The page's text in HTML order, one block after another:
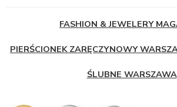
FASHION & JEWELERY
PIERŚCIONEK ZARĘCZYNOWY
ŚLUBNE WARSZAWA